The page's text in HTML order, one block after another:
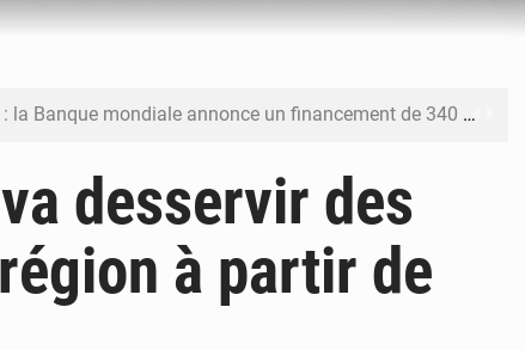
mondiale annonce un financement de 340 milliards FCFA pour soutenir les priorités de la Vision Sénégal 2050
à l’énergie bondissent à 729 milliards FCFA pour contenir les prix des carburants et de l’électricité
du fleuve Sénégal poursuit sa montée à Podor, les autorités appellent à la vigilance
desservir des
à partir de